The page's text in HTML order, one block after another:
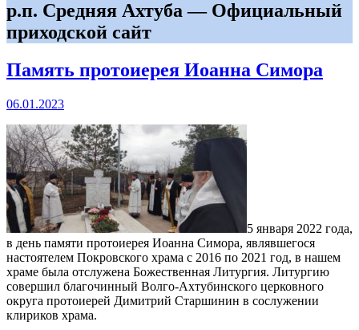
р.п. Средняя Ахтуба — Официальный
приходской сайт
Память протоиерея Иоанна Симора
06.01.2023
5 января 2022 года,
в день памяти протоиерея Иоанна Симора, являвшегося
настоятелем Покровского храма с 2016 по 2021 год, в нашем
храме была отслужена Божественная Литургия. Литургию
совершил благочинный Волго-Ахтубинского церковного
округа протоиерей Димитрий Старшинин в сослужении
клириков храма.